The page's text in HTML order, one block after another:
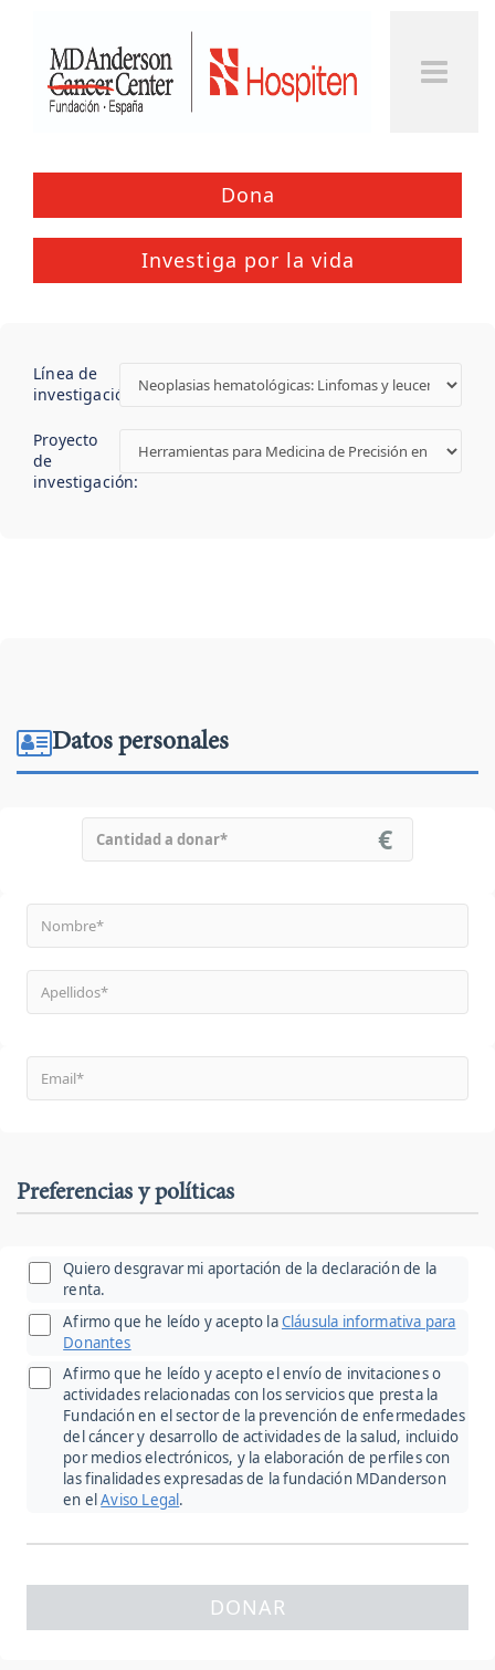
Dona
Investiga por la vida
Línea de
investigación:
Proyecto
de
investigación:
Datos personales
€
Preferencias y políticas
Quiero desgravar mi aportación de la declaración de la
renta.
Afirmo que he leído y acepto laCláusula informativa para
Donantes
Afirmo que he leído y acepto el envío de invitaciones o
actividades relacionadas con los servicios que presta la
Fundación en el sector de la prevención de enfermedades
del cáncer y desarrollo de actividades de la salud, incluido
por medios electrónicos, y la elaboración de perfiles con
las finalidades expresadas de la fundación MDanderson
en elAviso Legal.
DONAR